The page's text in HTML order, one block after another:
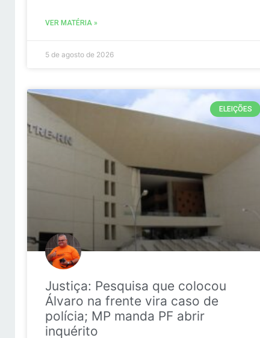
VER MATÉRIA »
5 de agosto de 2026
ELEIÇÕES
Justiça: Pesquisa que colocou
Álvaro na frente vira caso de
polícia; MP manda PF abrir
inquérito